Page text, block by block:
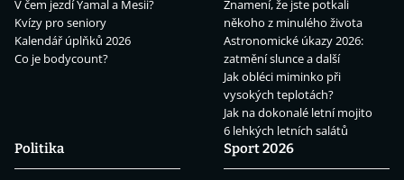
V čem jezdí Yamal a Mesii?
Kvízy pro seniory
Kalendář úplňků 2026
Co je bodycount?
Znamení, že jste potkali
někoho z minulého života
Astronomické úkazy 2026:
zatmění slunce a další
Jak obléci miminko při
vysokých teplotách?
Jak na dokonalé letní mojito
6 lehkých letních salátů
Politika
Sport 2026